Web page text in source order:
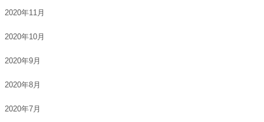
2020年11月
2020年10月
2020年9月
2020年8月
2020年7月